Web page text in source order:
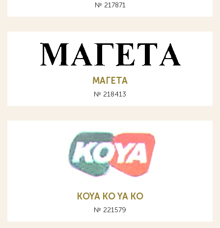
№ 217871
МАГЕТА
№ 218413
KOYA KO YA КО
№ 221579